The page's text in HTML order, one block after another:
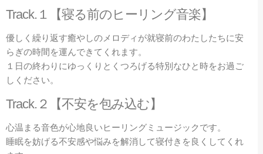
Track. １【寝る前のヒーリング音楽】
優しく繰り返す癒やしのメロディが就寝前のわたしたちに安
らぎの時間を運んできてくれます。
１日の終わりにゆっくりとくつろげる特別なひと時をお過ご
しください。
Track. ２【不安を包み込む】
心温まる音色が心地良いヒーリングミュージックです。
睡眠を妨げる不安感や悩みを解消して寝付きを良くしてくれ